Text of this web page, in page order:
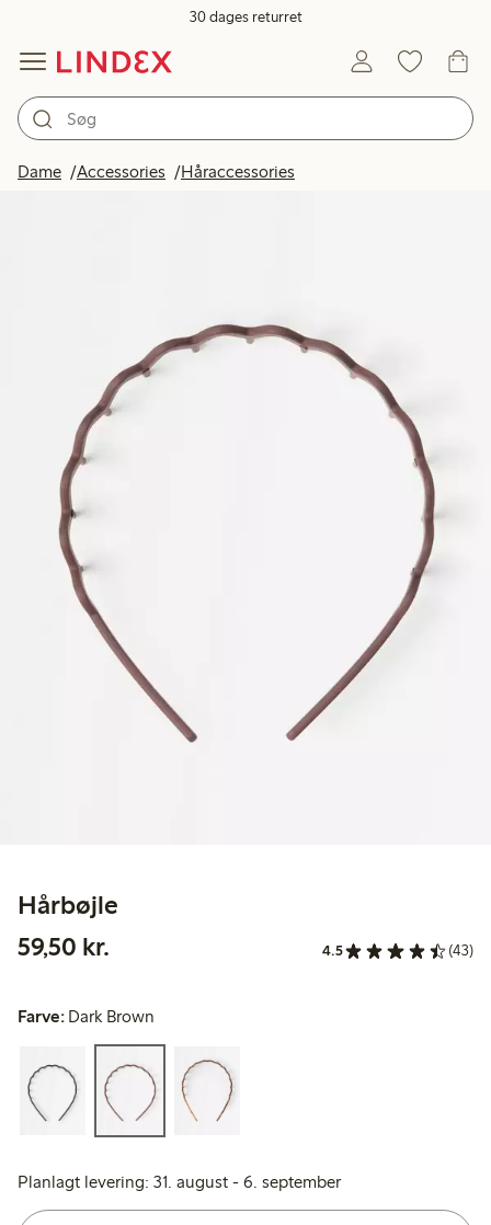
30 dages returret
Dame Accessories Håraccessories
Hårbøjle
59,50 kr.
4.5 (43)
Farve: Dark Brown
Planlagt levering: 31. august - 6. september